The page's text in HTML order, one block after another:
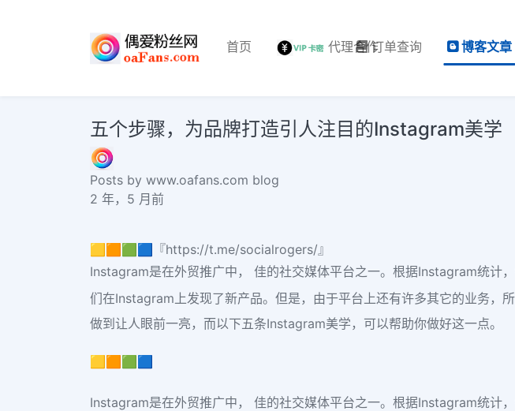
首页 代理合作订单查询 博客文章
五个步骤，为品牌打造引人注目的Instagram美学
Posts by www.oafans.com blog
2 年，5 月前
🟨🟧🟩🟦『https://t.me/socialrogers/』
Instagram是在外贸推广中， 佳的社交媒体平台之一。根据Instagram统计
们在Instagram上发现了新产品。但是，由于平台上还有许多其它的业务，
做到让人眼前一亮，而以下五条Instagram美学，可以帮助你做好这一点。
🟨🟧🟩🟦
Instagram是在外贸推广中， 佳的社交媒体平台之一。根据Instagram统计